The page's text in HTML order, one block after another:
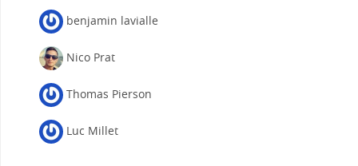
benjamin lavialle
Nico Prat
Thomas Pierson
Luc Millet